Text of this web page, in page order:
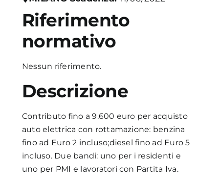
Academy
Riferimento
normativo
Nessun riferimento.
Descrizione
Contributo fino a 9.600 euro per acquisto
auto elettrica con rottamazione: benzina
fino ad Euro 2 incluso;diesel fino ad Euro 5
incluso. Due bandi: uno per i residenti e
uno per PMI e lavoratori con Partita Iva.